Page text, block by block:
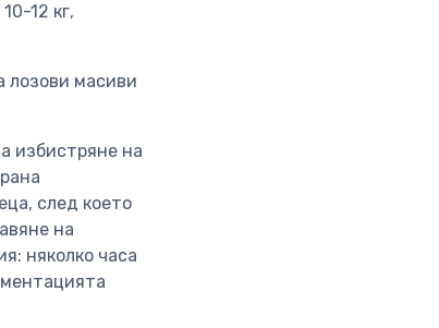
12 кг,
лозови масиви
избистряне на
след което
на
няколко часа